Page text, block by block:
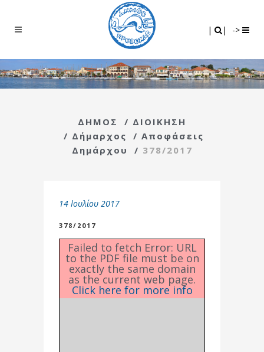
| | ->
ΔΗΜΟΣ / ΔΙΟΙΚΗΣΗ
/ Δήμαρχος / Αποφάσεις
Δημάρχου
/ 378/2017
14 Ιουλίου 2017
378/2017
Failed to fetch Error: URL
to the PDF file must be on
exactly the same domain
as the current web page.
Click here for more info